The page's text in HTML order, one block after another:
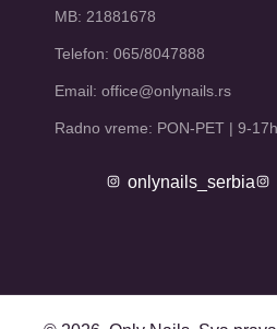
MB: 21881678
Telefon: 065/8047888
Email: office@onlynails.rs
Radno vreme: PON-PET | 9-17h
onlynails_serbia